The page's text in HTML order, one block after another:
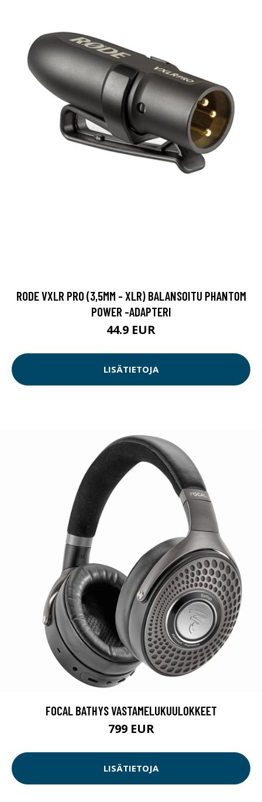
RODE VXLR PRO (3,5MM - XLR) BALANSOITU PHANTOM
POWER -ADAPTERI
44.9 EUR
LISÄTIETOJA
FOCAL BATHYS VASTAMELUKUULOKKEET
799 EUR
LISÄTIETOJA